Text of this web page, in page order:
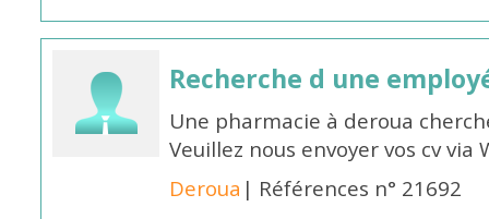
Recherche d une
Une pharmacie à deroua
Veuillez nous envoyer vos cv via
Deroua | Références n° 21692